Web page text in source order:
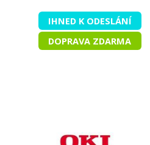
IHNED K ODESLÁNÍ
DOPRAVA ZDARMA